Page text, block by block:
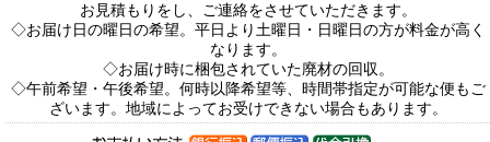
お見積もりをし、ご連絡をさせていただきます。
◇お届け日の曜日の希望。平日より土曜日・日曜日の方が料金が高く
なります。
◇お届け時に梱包されていた廃材の回収。
◇午前希望・午後希望。何時以降希望等、時間帯指定が可能な便もご
ざいます。地域によってお受けできない場合もあります。